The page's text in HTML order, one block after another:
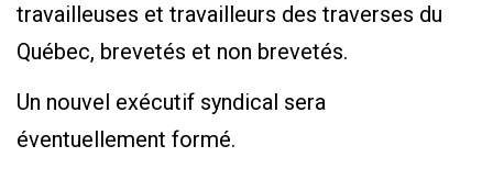
travailleuses et travailleurs des traverses du
Québec, brevetés et non brevetés.
Un nouvel exécutif syndical sera
éventuellement formé.